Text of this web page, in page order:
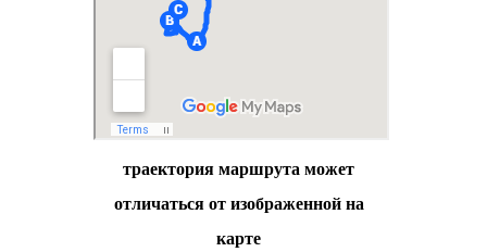
траектория маршрута может
отличаться от изображенной на
карте